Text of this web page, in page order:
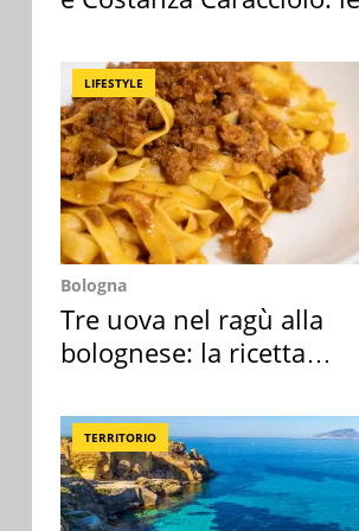
LIFESTYLE
Bologna
Tre uova nel ragù alla
bolognese: la ricetta
TERRITORIO